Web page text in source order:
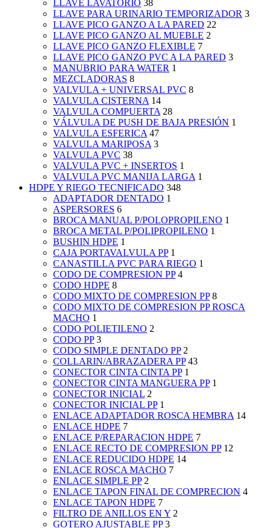
LLAVE LAVATORIO 38
LLAVE PARA URINARIO TEMPORIZADOR 3
LLAVE PICO GANZO A LA PARED 22
LLAVE PICO GANZO AL MUEBLE 2
LLAVE PICO GANZO FLEXIBLE 7
LLAVE PICO GANZO PVC A LA PARED 3
MANUBRIO PARA WATER 1
MEZCLADORAS 8
VALVULA + UNIVERSAL PVC 8
VALVULA CISTERNA 14
VALVULA COMPUERTA 28
VÁLVULA DE PUSH DE BAJA PRESIÓN 1
VALVULA ESFERICA 47
VALVULA MARIPOSA 3
VALVULA PVC 38
VALVULA PVC + INSERTOS 1
VALVULA PVC MANIJA LARGA 1
HDPE Y RIEGO TECNIFICADO 348
ADAPTADOR DENTADO 1
ASPERSORES 6
BROCA MANUAL P/POLOPROPILENO 1
BROCA METAL P/POLIPROPILENO 1
BUSHIN HDPE 1
CAJA PORTAVALVULA PP 1
CANASTILLA PVC PARA RIEGO 1
CODO DE COMPRESION PP 4
CODO HDPE 8
CODO MIXTO DE COMPRESION PP 8
CODO MIXTO DE COMPRESION PP ROSCA
MACHO 1
CODO POLIETILENO 2
CODO PP 3
CODO SIMPLE DENTADO PP 2
COLLARIN/ABRAZADERA PP 43
CONECTOR CINTA CINTA PP 1
CONECTOR CINTA MANGUERA PP 1
CONECTOR INICIAL 2
CONECTOR INICIAL PP 1
ENLACE ADAPTADOR ROSCA HEMBRA 14
ENLACE HDPE 7
ENLACE P/REPARACION HDPE 7
ENLACE RECTO DE COMPRESION PP 12
ENLACE REDUCIDO HDPE 14
ENLACE ROSCA MACHO 7
ENLACE SIMPLE PP 2
ENLACE TAPON FINAL DE COMPRECION 4
ENLACE TAPON HDPE 7
FILTRO DE ANILLOS EN Y 2
GOTERO AJUSTABLE PP 3